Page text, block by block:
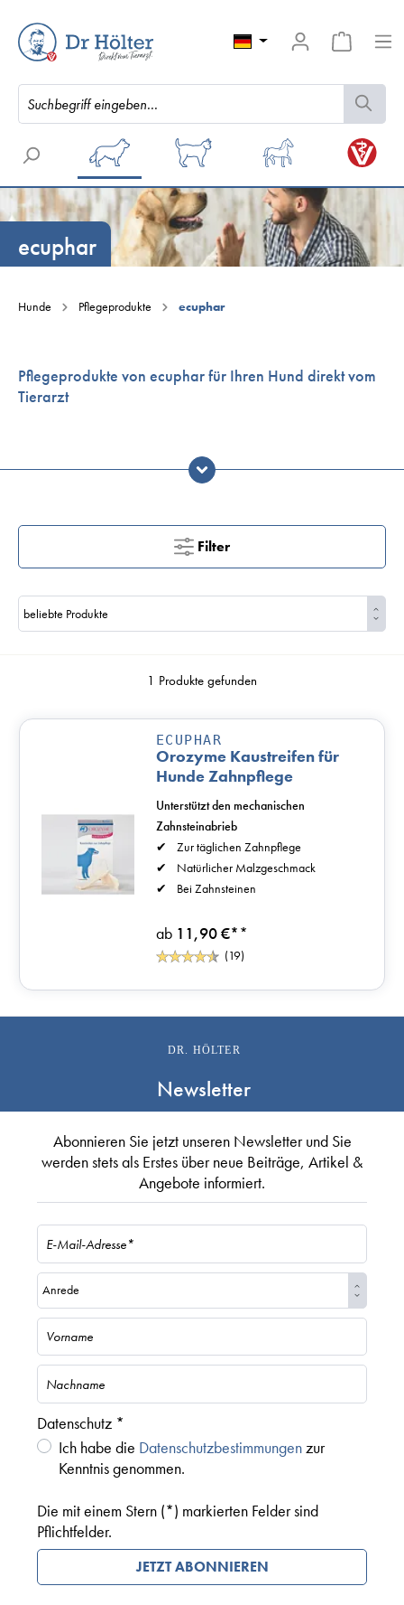
ecuphar
Hunde Pflegeprodukte ecuphar
Pflegeprodukte von ecuphar für Ihren Hund direkt vom
Tierarzt
Filter
1 Produkte gefunden
ECUPHAR
Orozyme Kaustreifen für
Hunde Zahnpflege
ab 11,90 €**
Unterstützt den mechanischen
Zahnsteinabrieb
Zur täglichen Zahnpflege
Natürlicher Malzgeschmack
Bei Zahnsteinen
(19)
DR. HÖLTER
Newsletter
Abonnieren Sie jetzt unseren Newsletter und Sie
werden stets als Erstes über neue Beiträge, Artikel &
Angebote informiert.
Datenschutz *
Ich habe die Datenschutzbestimmungenzur
Kenntnis genommen.
Die mit einem Stern (*) markierten Felder sind
Pflichtfelder.
JETZT ABONNIEREN